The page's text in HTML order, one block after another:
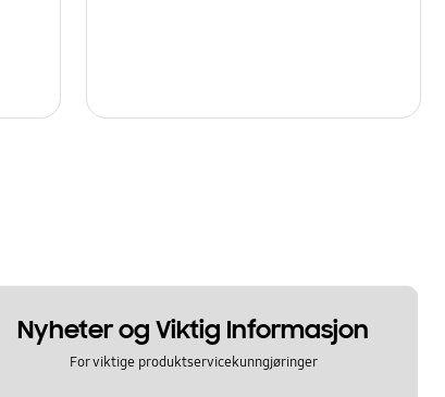
Nyheter og Viktig Informasjon
For viktige produktservicekunngjøringer